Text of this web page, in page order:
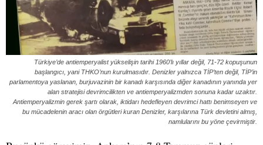
Türkiye’de antiemperyalist yükselişin tarihi 1960’lı yıllar değil, 71-72 kopuşunun
başlangıcı, yani THKO’nun kurulmasıdır. Denizler yalnızca TİP’ten değil, TİP’in
parlamentoya yaslanan, burjuvazinin bir kanadı karşısında diğer kanadının yanında yer
alan stratejisi devrimcilikten ve antiemperyalizmden sonuna kadar uzaktır.
Antiemperyalizmin gerek şartı olarak, iktidarı hedefleyen devrimci hattı benimseyen ve
bu mücadelenin aracı olan örgütleri kuran Denizler, karşılarına Türk devletini almış,
namlularını bu yöne çevirmiştir.